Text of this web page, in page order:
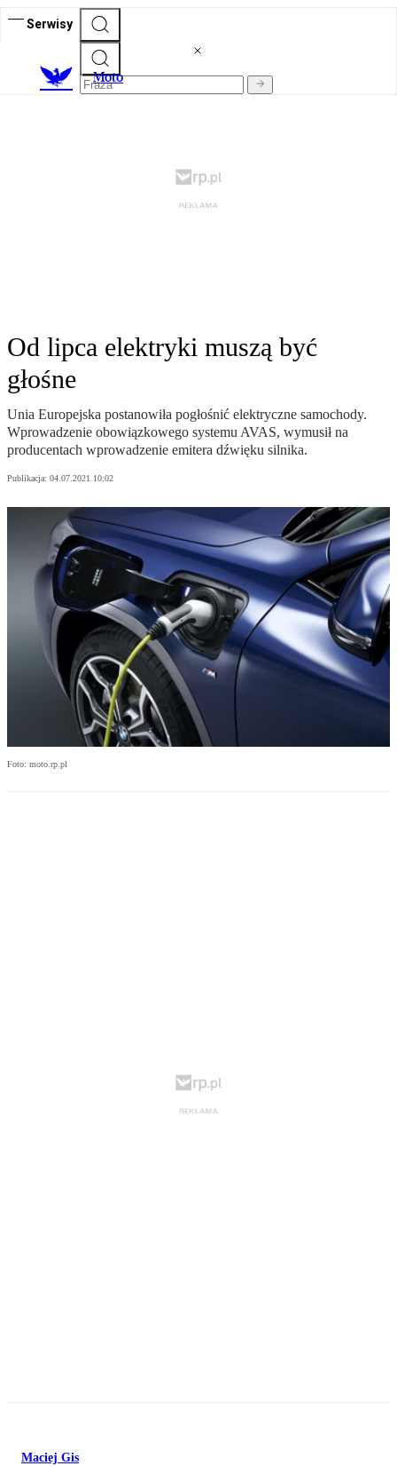
Serwisy
Moto
Od lipca elektryki muszą być
głośne
Unia Europejska postanowiła pogłośnić elektryczne samochody.
Wprowadzenie obowiązkowego systemu AVAS, wymusił na
producentach wprowadzenie emitera dźwięku silnika.
Publikacja: 04.07.2021 10:02
Foto: moto.rp.pl
Maciej Gis